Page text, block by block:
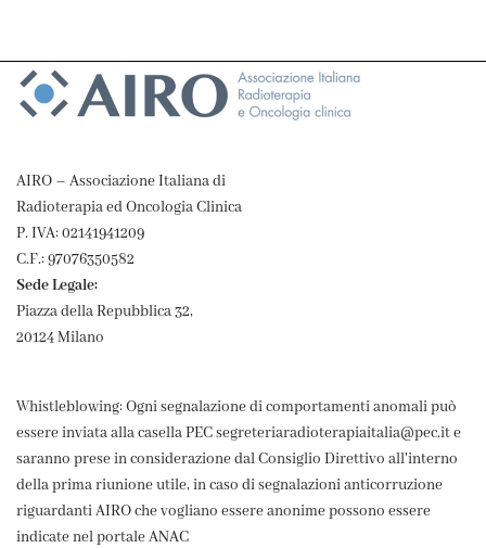
AIRO – Associazione Italiana di
Radioterapia ed Oncologia Clinica
P. IVA: 02141941209
C.F.: 97076350582
Sede Legale:
Piazza della Repubblica 32,
20124 Milano
Whistleblowing: Ogni segnalazione di comportamenti anomali può
essere inviata alla casella PEC segreteriaradioterapiaitalia@pec.it e
saranno prese in considerazione dal Consiglio Direttivo all'interno
della prima riunione utile, in caso di segnalazioni anticorruzione
riguardanti AIRO che vogliano essere anonime possono essere
indicate nel portale ANAC